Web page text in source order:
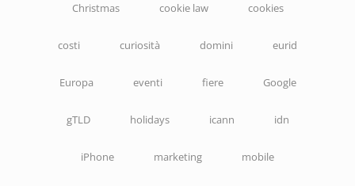
Christmas cookie law cookies
costi curiosità domini eurid
Europa eventi fiere Google
gTLD holidays icann idn
iPhone marketing mobile